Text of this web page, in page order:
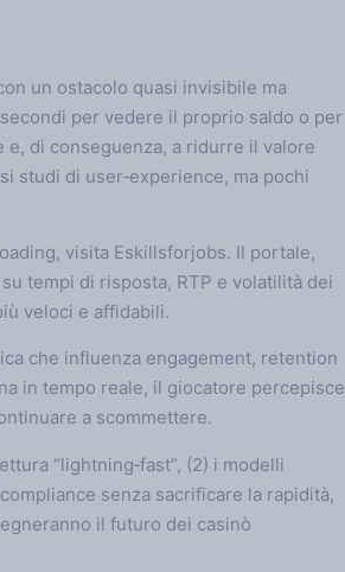
un ostacolo quasi invisibile ma
per vedere il proprio saldo o per
di conseguenza, a ridurre il valore
studi di user‑experience, ma pochi
visita Eskillsforjobs. Il portale,
tempi di risposta, RTP e volatilità dei
veloci e affidabili.
che influenza engagement, retention
in tempo reale, il giocatore percepisce
a scommettere.
“lightning‑fast”, (2) i modelli
senza sacrificare la rapidità,
il futuro dei casinò